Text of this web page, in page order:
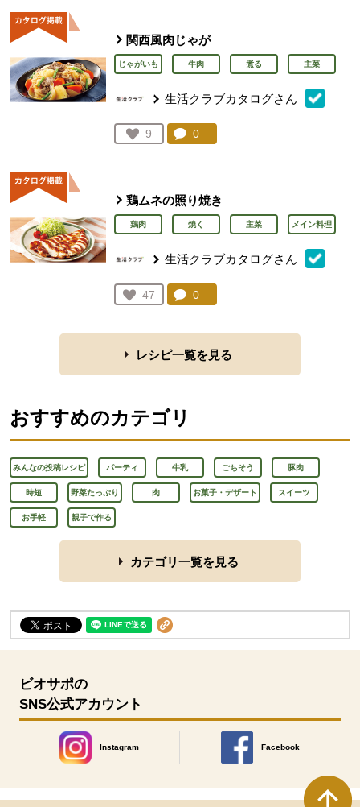
関西風肉じゃが
じゃがいも 牛肉 煮る 主菜
生活クラブカタログさん
お気に入り登録：
9
人が登録
コメント：
0
鶏ムネの照り焼き
鶏肉 焼く 主菜 メイン料理
生活クラブカタログさん
お気に入り登録：
47
人が登録
コメント：
0
レシピ一覧を見る
おすすめのカテゴリ
みんなの投稿レシピ パーティ 牛乳 ごちそう 豚肉
時短 野菜たっぷり 肉 お菓子・デザート スイーツ
お手軽 親子で作る
カテゴリ一覧を見る
ビオサポの
SNS公式アカウント
Instagram
別のウィンドウで開きます。
Facebook
別のウィンドウで開きます